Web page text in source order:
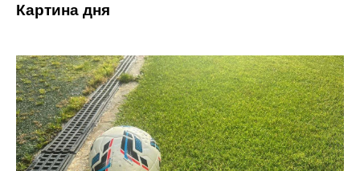
Картина дня